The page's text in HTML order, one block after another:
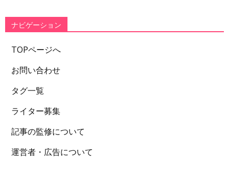
ー
ナビゲーション
TOPページへ
お問い合わせ
タグ一覧
ライター募集
記事の監修について
運営者・広告について